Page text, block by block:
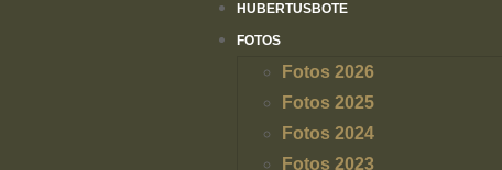
HUBERTUSBOTE
FOTOS
Fotos 2026
Fotos 2025
Fotos 2024
Fotos 2023